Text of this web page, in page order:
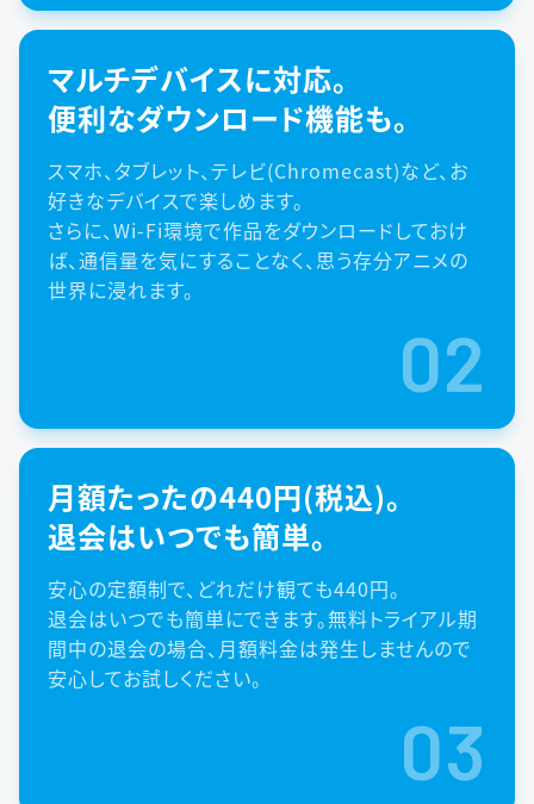
マルチデバイスに対応。
便利なダウンロード機能も。
スマホ、タブレット、テレビ(Chromecast)など、お
好きなデバイスで楽しめます。
さらに、Wi-Fi環境で作品をダウンロードしておけ
ば、通信量を気にすることなく、思う存分アニメの
世界に浸れます。
02
月額たったの440円(税込)。
退会はいつでも簡単。
安心の定額制で、どれだけ観ても440円。
退会はいつでも簡単にできます。無料トライアル期
間中の退会の場合、月額料金は発生しませんので
安心してお試しください。
03